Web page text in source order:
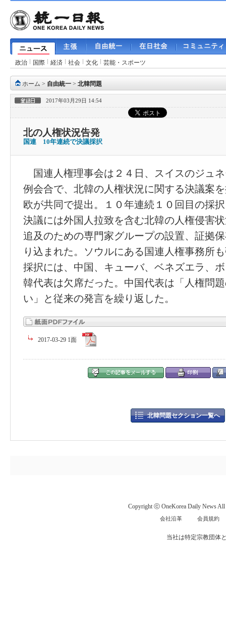
政治 国際 経済 社会 文化 芸能・スポーツ
ホーム > 自由統一 > 北韓問題
2017年03月29日 14:54
北の人権状況告発
国連 10年連続で決議採択
国連人権理事会は２４日、スイスのジュ
例会合で、北韓の人権状況に関する決議案
欧が共同で提出。１０年連続１０回目の採
決議には外国人拉致を含む北韓の人権侵害
追及のための専門家グループの設置、証拠
り込まれた。ソウルにある国連人権事務所
採択には、中国、キューバ、ベネズエラ、
韓代表は欠席だった。中国代表は「人権問
い」と従来の発言を繰り返した。
2017-03-29 1面
北韓問題セクション一覧へ
Copyright ⓒ OneKorea Daily News All
会社沿革 会員規約
当社は特定宗教団体